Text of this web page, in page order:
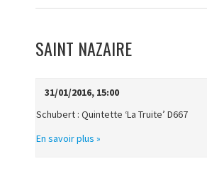
SAINT NAZAIRE
31/01/2016, 15:00
Schubert : Quintette ‘La Truite’ D667
En savoir plus »